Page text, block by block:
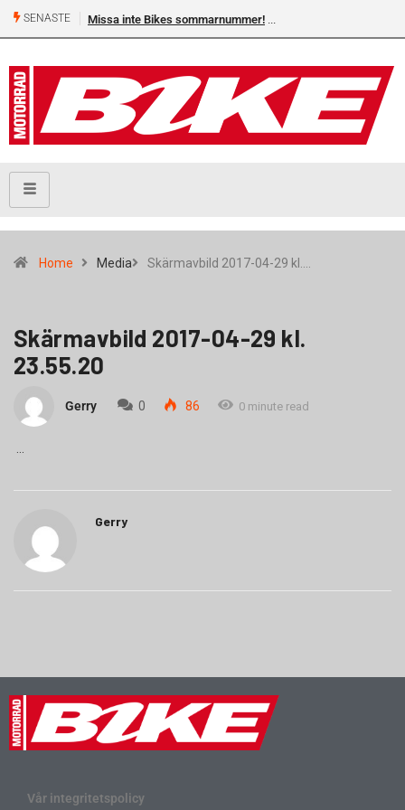
SENASTE Missa inte Bikes sommarnummer!
Home Media Skärmavbild 2017-04-29 kl.…
Skärmavbild 2017-04-29 kl.
23.55.20
Gerry 0 86 0 minute read
Gerry
Vår integritetspolicy